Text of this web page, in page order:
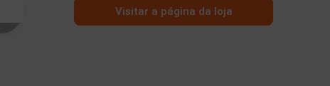
Visitar a página da loja